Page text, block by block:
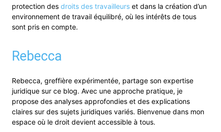
protection des droits des travailleurs et dans la création d’un
environnement de travail équilibré, où les intérêts de tous
sont pris en compte.
Rebecca
Rebecca, greffière expérimentée, partage son expertise
juridique sur ce blog. Avec une approche pratique, je
propose des analyses approfondies et des explications
claires sur des sujets juridiques variés. Bienvenue dans mon
espace où le droit devient accessible à tous.